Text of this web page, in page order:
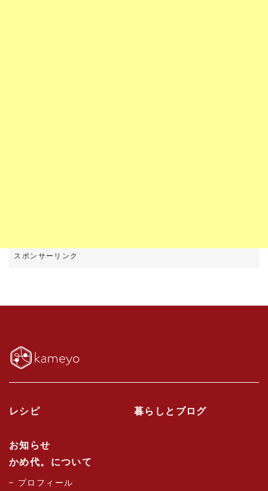
レシピ 暮らしとブログ
お知らせ
かめ代。について
プロフィール